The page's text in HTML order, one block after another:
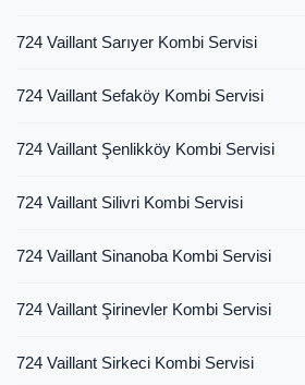
724 Vaillant Sarıyer Kombi Servisi
724 Vaillant Sefaköy Kombi Servisi
724 Vaillant Şenlikköy Kombi Servisi
724 Vaillant Silivri Kombi Servisi
724 Vaillant Sinanoba Kombi Servisi
724 Vaillant Şirinevler Kombi Servisi
724 Vaillant Sirkeci Kombi Servisi